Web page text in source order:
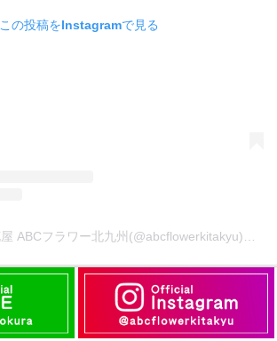
この投稿をInstagramで見る